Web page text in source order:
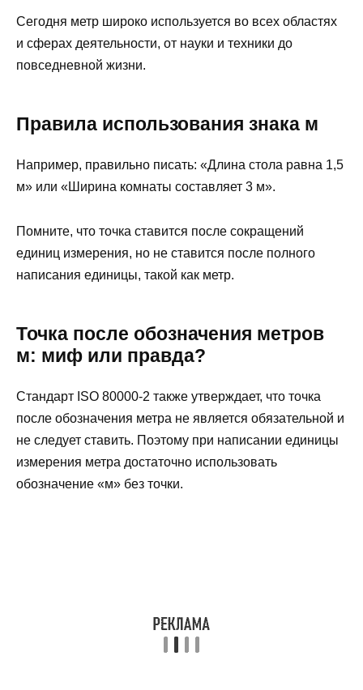
Сегодня метр широко используется во всех областях
и сферах деятельности, от науки и техники до
повседневной жизни.
Правила использования знака м
Например, правильно писать: «Длина стола равна 1,5
м» или «Ширина комнаты составляет 3 м».
Помните, что точка ставится после сокращений
единиц измерения, но не ставится после полного
написания единицы, такой как метр.
Точка после обозначения метров
м: миф или правда?
Стандарт ISO 80000-2 также утверждает, что точка
после обозначения метра не является обязательной и
не следует ставить. Поэтому при написании единицы
измерения метра достаточно использовать
обозначение «м» без точки.